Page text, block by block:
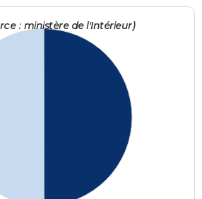
: ministère de l'Intérieur)